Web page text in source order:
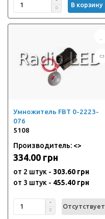
В корзину
Умножитель FBT 0-2223-
076
5108
Производитель: <>
334.00 грн
от 2 штук - 303.60 грн
от 3 штук - 455.40 грн
Отсутствует